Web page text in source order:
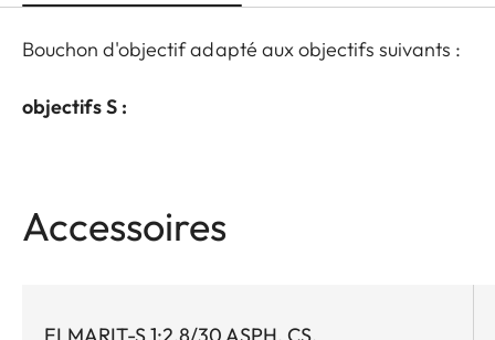
Bouchon d'objectif adapté aux objectifs suivants :
objectifs S :
Accessoires